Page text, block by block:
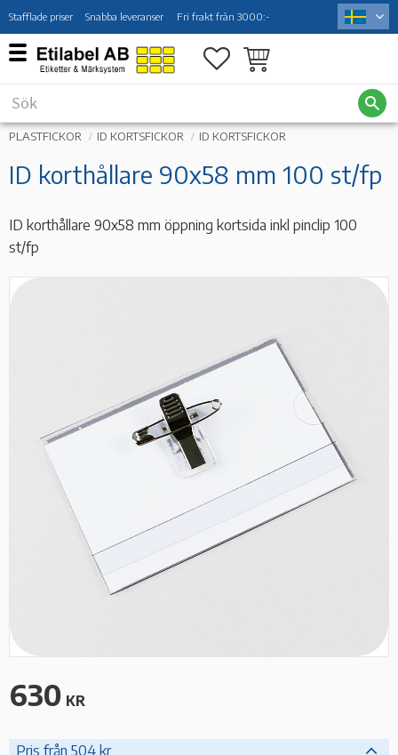
Meny
Stafflade priser Snabba leveranser Fri frakt från 3000:-
Favoriter
Kundvagn
PLASTFICKOR ID KORTSFICKOR ID KORTSFICKOR
ID korthållare 90x58 mm 100 st/fp
ID korthållare 90x58 mm öppning kortsida inkl pinclip 100
st/fp
630 KR
Pris från 504 kr